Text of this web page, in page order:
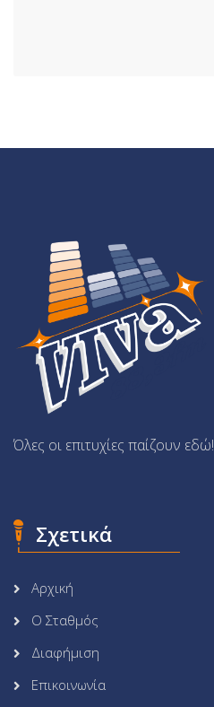
Όλες οι επιτυχίες παίζουν εδώ!
Σχετικά
Αρχική
Ο Σταθμός
Διαφήμιση
Επικοινωνία